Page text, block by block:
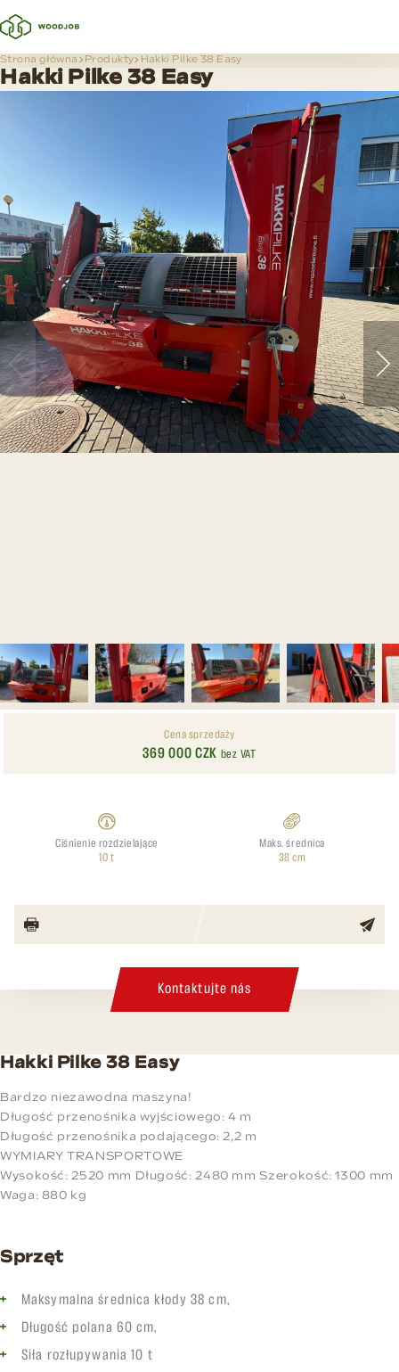
Strona główna Produkty Hakki Pilke 38 Easy
Hakki Pilke 38 Easy
Cena sprzedaży
369 000 CZK bez VAT
Ciśnienie rozdzielające
10 t
Maks. średnica
38 cm
Kontaktujte nás
Hakki Pilke 38 Easy
Bardzo niezawodna maszyna!
Długość przenośnika wyjściowego: 4 m
Długość przenośnika podającego: 2,2 m
WYMIARY TRANSPORTOWE
Wysokość: 2520 mm Długość: 2480 mm Szerokość: 1300 mm
Waga: 880 kg
Sprzęt
Maksymalna średnica kłody 38 cm,
Długość polana 60 cm,
Siła rozłupywania 10 t